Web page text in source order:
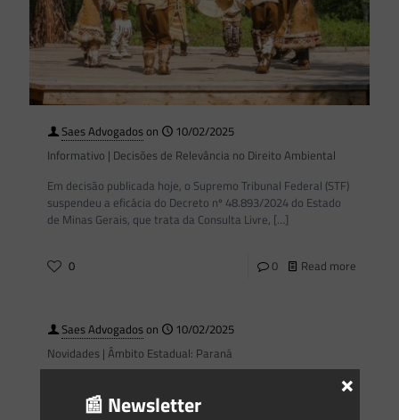
Saes Advogadoson
10/02/2025
Informativo | Decisões de Relevância no Direito Ambiental
Em decisão publicada hoje, o Supremo Tribunal Federal (STF)
suspendeu a eficácia do Decreto nº 48.893/2024 do Estado
de Minas Gerais, que trata da Consulta Livre, […]
0 0 Read more
Saes Advogadoson
10/02/2025
Novidades | Âmbito Estadual: Paraná
📰 Newsletter
×